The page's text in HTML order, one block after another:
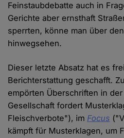
Feinstaubdebatte auch in
Gerichte aber ernsthaft
sperrten, könne man über
hinwegsehen.
Dieser letzte Absatz hat es
Berichterstattung geschafft.
empörten Überschriften in der
Gesellschaft fordert
Fleischverbote"), im Focus
kämpft für Musterklagen, um